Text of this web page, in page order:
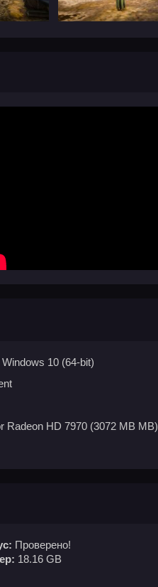
10 (64-bit)
Radeon HD 7970 (3072 MB MB)
Проверено!
18.16 GB